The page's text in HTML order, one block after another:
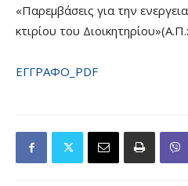
«Παρεμβάσεις για την
κτιρίου του
ΕΓΓΡΑΦΟ_PDF